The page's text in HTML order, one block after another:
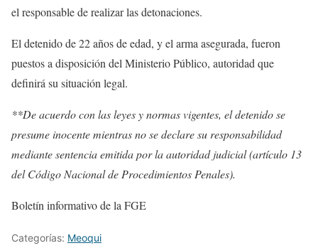
el responsable de realizar las detonaciones.
El detenido de 22 años de edad, y el arma asegurada, fueron
puestos a disposición del Ministerio Público, autoridad que
definirá su situación legal.
**De acuerdo con las leyes y normas vigentes, el detenido se
presume inocente mientras no se declare su responsabilidad
mediante sentencia emitida por la autoridad judicial (artículo 13
del Código Nacional de Procedimientos Penales).
Boletín informativo de la FGE
Categorías: Meoqui